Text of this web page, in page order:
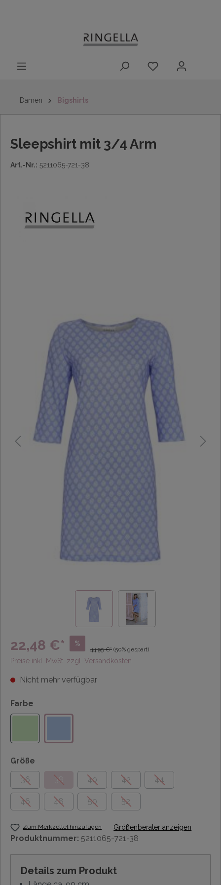
Damen Bigshirts
Sleepshirt mit 3/4 Arm
Art.-Nr.: 5211065-721-38
22,48 €* %
44,95 €* (50% gespart)
Preise inkl. MwSt. zzgl. Versandkosten
Nicht mehr verfügbar
Farbe
Größe
36
38 40 42 44
46 48 50 52
Zum Merkzettel hinzufügen Größenberater anzeigen
Produktnummer: 5211065-721-38
Details zum Produkt